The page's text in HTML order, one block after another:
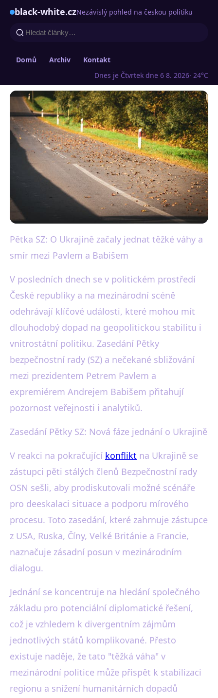
black-white.czNezávislý pohled na českou politiku
Domů Archiv
Kontakt
Dnes je Čtvrtek dne 6 8. 2026· 24°C
black-white.cz
SZ jedná o Ukrajině, Pavel a
Babiš směřují k smíru
4. 2. 2026· 3 min čtení · Autor: Martin Černý
Pětka SZ: O Ukrajině začaly jednat těžké váhy a
smír mezi Pavlem a Babišem
V posledních dnech se v politickém prostředí
České republiky a na mezinárodní scéně
odehrávají klíčové události, které mohou mít
dlouhodobý dopad na geopolitickou stabilitu i
vnitrostátní politiku. Zasedání Pětky
bezpečnostní rady (SZ) a nečekané sbližování
mezi prezidentem Petrem Pavlem a
expremiérem Andrejem Babišem přitahují
pozornost veřejnosti i analytiků.
Zasedání Pětky SZ: Nová fáze jednání o Ukrajině
V reakci na pokračující konflikt na Ukrajině se
zástupci pěti stálých členů Bezpečnostní rady
OSN sešli, aby prodiskutovali možné scénáře
pro deeskalaci situace a podporu mírového
procesu. Toto zasedání, které zahrnuje zástupce
z USA, Ruska, Číny, Velké Británie a Francie,
naznačuje zásadní posun v mezinárodním
dialogu.
Jednání se koncentruje na hledání společného
základu pro potenciální diplomatické řešení,
což je vzhledem k divergentním zájmům
jednotlivých států komplikované. Přesto
existuje naděje, že tato "těžká váha" v
mezinárodní politice může přispět k stabilizaci
regionu a snížení humanitárních dopadů